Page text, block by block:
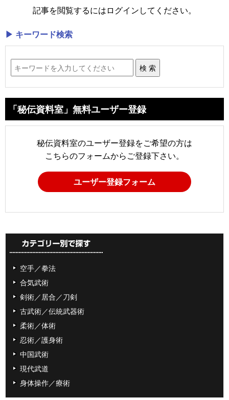
記事を閲覧するにはログインしてください。
▶ キーワード検索
「秘伝資料室」無料ユーザー登録
秘伝資料室のユーザー登録をご希望の方は
こちらのフォームからご登録下さい。
ユーザー登録フォーム
空手／拳法
合気武術
剣術／居合／刀剣
古武術／伝統武器術
柔術／体術
忍術／護身術
中国武術
現代武道
身体操作／療術